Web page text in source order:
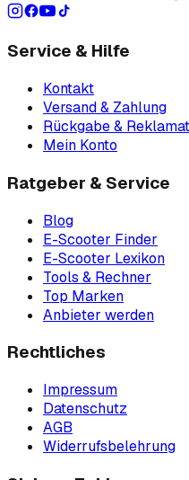
Service & Hilfe
Kontakt
Versand & Zahlung
Rückgabe &
Mein Konto
Ratgeber & Service
Blog
E-Scooter Finder
E-Scooter Lexikon
Tools & Rechner
Top Marken
Anbieter werden
Rechtliches
Impressum
Datenschutz
AGB
Widerrufsbelehrung